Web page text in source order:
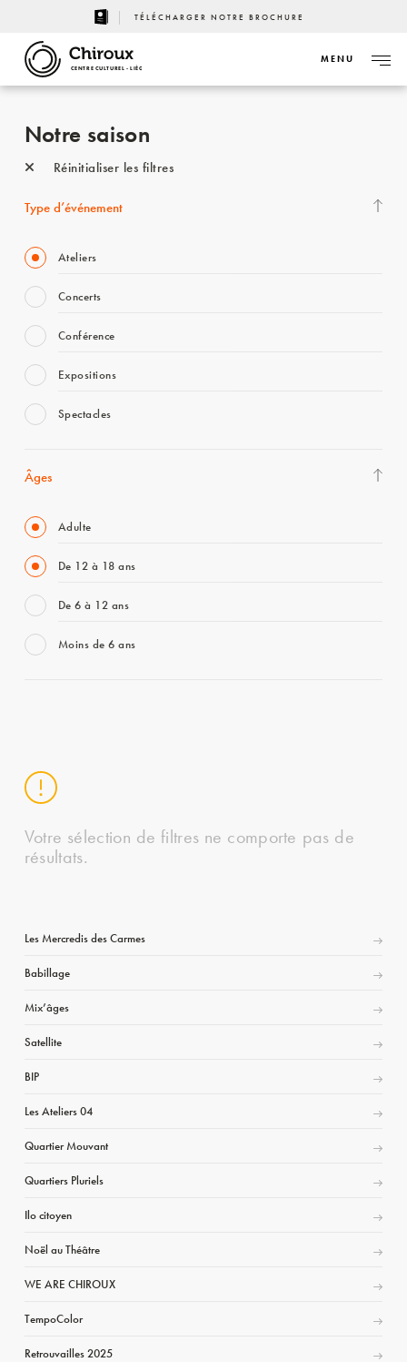
TÉLÉCHARGER NOTRE BROCHURE
CENTRE CULTUREL - LIÈGE
MENU
Notre saison
Réinitialiser les filtres
Type d’événement
Ateliers
Concerts
Conférence
Expositions
Spectacles
Âges
Adulte
De 12 à 18 ans
De 6 à 12 ans
Moins de 6 ans
Votre sélection de filtres ne comporte pas de
résultats.
Les Mercredis des Carmes
Babillage
Mix’âges
Satellite
BIP
Les Ateliers 04
Quartier Mouvant
Quartiers Pluriels
Ilo citoyen
Noël au Théâtre
WE ARE CHIROUX
TempoColor
Retrouvailles 2025